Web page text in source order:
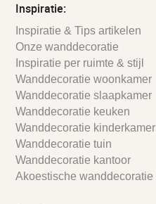
Inspiratie:
Inspiratie & Tips artikelen
Onze wanddecoratie
Inspiratie per ruimte & stijl
Wanddecoratie woonkamer
Wanddecoratie slaapkamer
Wanddecoratie keuken
Wanddecoratie kinderkamer
Wanddecoratie tuin
Wanddecoratie kantoor
Akoestische wanddecoratie